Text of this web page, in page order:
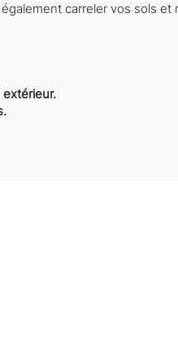
carreler vos sols et
extérieur.